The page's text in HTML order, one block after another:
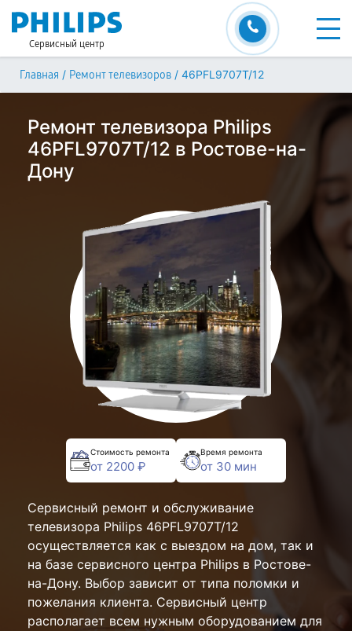
Сервисный центр
Главная / Ремонт телевизоров / 46PFL9707T/12
Ремонт телевизора Philips
46PFL9707T/12 в Ростове-на-
Дону
Стоимость ремонта
от 2200 ₽
Время ремонта
от 30 мин
Сервисный ремонт и обслуживание
телевизора Philips 46PFL9707T/12
осуществляется как с выездом на дом, так и
на базе сервисного центра Philips в Ростове-
на-Дону. Выбор зависит от типа поломки и
пожелания клиента. Сервисный центр
располагает всем нужным оборудованием для